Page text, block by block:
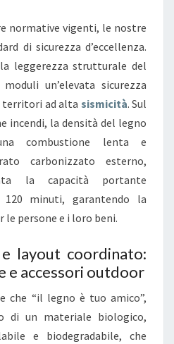
normative vigenti, le nostre
di sicurezza d’eccellenza.
leggerezza strutturale del
un’elevata sicurezza
territori ad alta sismicità. Sul
incendi, la densità del legno
combustione lenta e
carbonizzato esterno,
la capacità portante
minuti, garantendo la
persone e i loro beni.
layout coordinato:
e accessori outdoor
che “il legno è tuo amico”,
di un materiale biologico,
e biodegradabile, che